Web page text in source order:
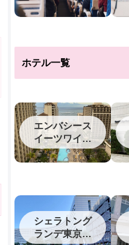
ホテル一覧
エンバシース
イーツワイキ
キ2023
シェラトング
ランデ東京ベ